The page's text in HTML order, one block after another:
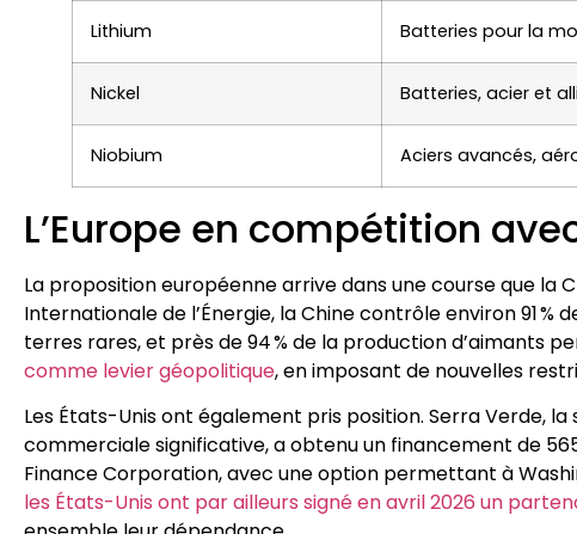
Lithium Batteries pour la
Nickel Batteries, acier et
Niobium Aciers avancés,
L’Europe en compétition
La proposition européenne arrive dans une course que la
Internationale de l’Énergie, la Chine contrôle environ 91
terres rares, et près de 94 % de la production d’aimants
comme levier géopolitique, en imposant de nouvelles
Les États-Unis ont également pris position. Serra Verde,
commerciale significative, a obtenu un financement de
Finance Corporation, avec une option permettant à
les États-Unis ont par ailleurs signé en avril 2026 un